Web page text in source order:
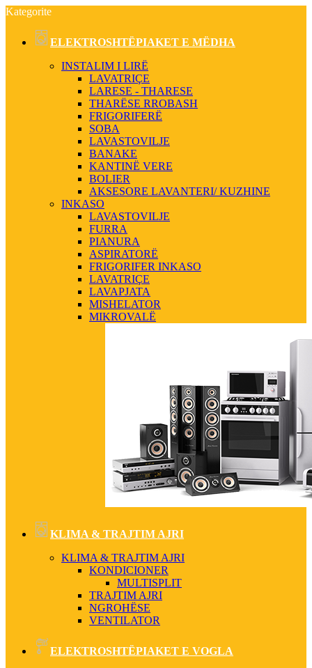
Kategorite
ELEKTROSHTËPIAKET E MËDHA
INSTALIM I LIRË
LAVATRIÇE
LARESE - THARESE
THARËSE RROBASH
FRIGORIFERË
SOBA
LAVASTOVILJE
BANAKE
KANTINË VERE
BOLIER
AKSESORE LAVANTERI/ KUZHINE
INKASO
LAVASTOVILJE
FURRA
PIANURA
ASPIRATORË
FRIGORIFER INKASO
LAVATRIÇE
LAVAPJATA
MISHELATOR
MIKROVALË
KLIMA & TRAJTIM AJRI
KLIMA & TRAJTIM AJRI
KONDICIONER
MULTISPLIT
TRAJTIM AJRI
NGROHËSE
VENTILATOR
ELEKTROSHTËPIAKET E VOGLA